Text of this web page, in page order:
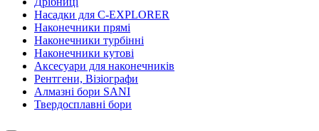
Насадки для C-EXPLORER
Наконечники прямі
Наконечники турбінні
Наконечники кутові
Аксесуари для наконечників
Рентгени, Візіографи
Алмазні бори SANI
Твердосплавні бори